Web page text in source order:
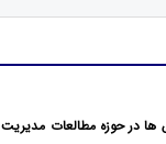
ها در حوزه مطالعات مديريت